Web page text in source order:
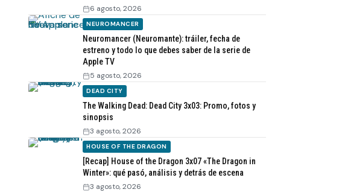
6 agosto, 2026
NEUROMANCER
Neuromancer (Neuromante): tráiler, fecha de
estreno y todo lo que debes saber de la serie de
Apple TV
5 agosto, 2026
DEAD CITY
The Walking Dead: Dead City 3x03: Promo, fotos y
sinopsis
3 agosto, 2026
HOUSE OF THE DRAGON
[Recap] House of the Dragon 3x07 «The Dragon in
Winter»: qué pasó, análisis y detrás de escena
3 agosto, 2026